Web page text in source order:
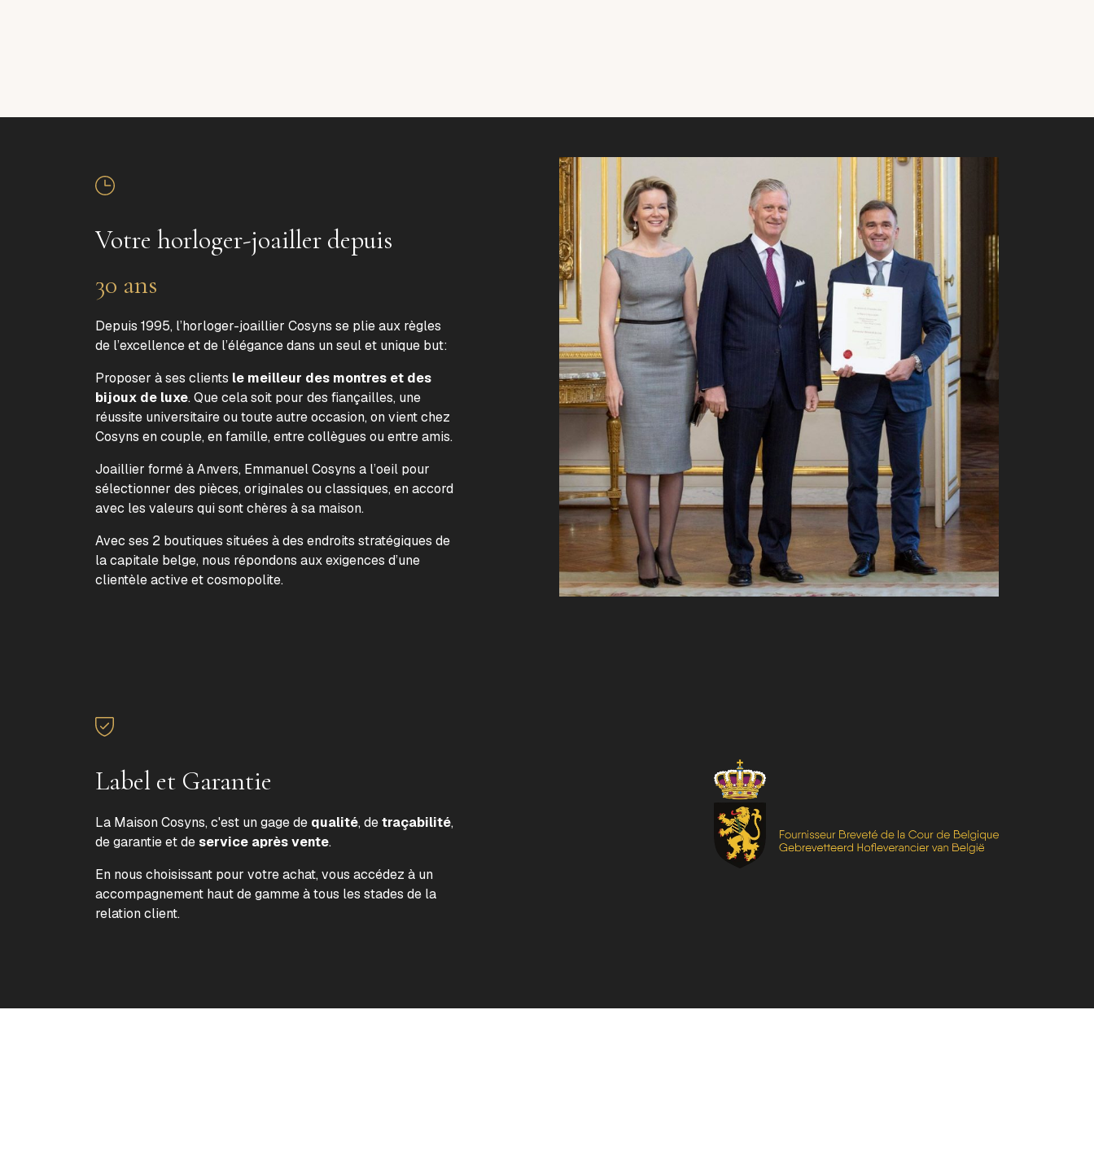
Votre horloger-joailler depuis
30 ans
Depuis 1995, l’horloger-joaillier Cosyns se plie aux règles
de l’excellence et de l’élégance dans un seul et unique but:
Proposer à ses clients le meilleur des montres et des
bijoux de luxe. Que cela soit pour des fiançailles, une
réussite universitaire ou toute autre occasion, on vient chez
Cosyns en couple, en famille, entre collègues ou entre amis.
Joaillier formé à Anvers, Emmanuel Cosyns a l’oeil pour
sélectionner des pièces, originales ou classiques, en accord
avec les valeurs qui sont chères à sa maison.
Avec ses 2 boutiques situées à des endroits stratégiques de
la capitale belge, nous répondons aux exigences d’une
clientèle active et cosmopolite.
Label et Garantie
La Maison Cosyns, c'est un gage de qualité, detraçabilité,
de garantie et deservice après vente.
En nous choisissant pour votre achat, vous accédez à un
accompagnement haut de gamme à tous les stades de la
relation client.